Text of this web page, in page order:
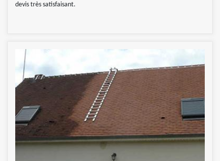
devis très satisfaisant.